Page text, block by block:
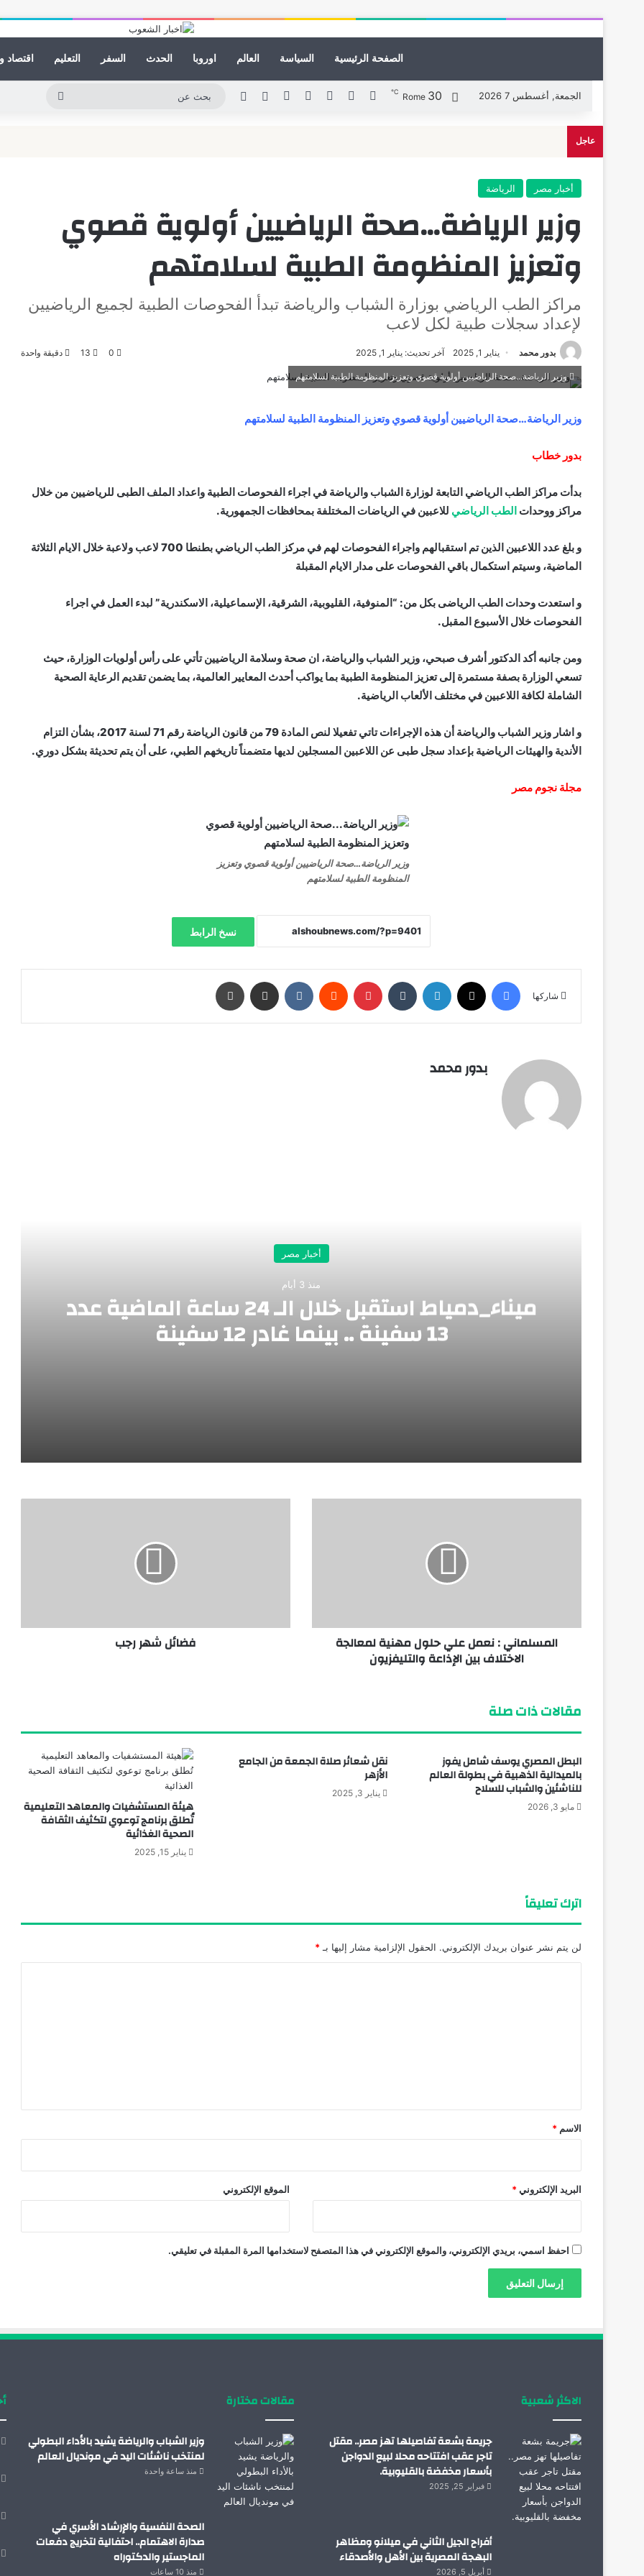
الصفحة الرئيسية السياسة العالم اوروبا الحدث السفر التعليم اقتصاد
الجمعة, أغسطس 7 2026 Rome 30
℃ فيسبوك لينكدإنيوتيوب انستقراممقال عشوائي
الوضع المظلم
عاجل
أخبار مصر الرياضة
وزير الرياضة…صحة الرياضيين أولوية قصوي
وتعزيز المنظومة الطبية لسلامتهم
مراكز الطب الرياضي بوزارة الشباب والرياضة تبدأ الفحوصات الطبية لجميع الرياضيين
لإعداد سجلات طبية لكل لاعب
بدور محمد يناير 1, 2025 آخر تحديث: يناير 1, 2025 0
13 دقيقة واحدة
وزير الرياضة...صحة الرياضيين أولوية قصوي وتعزيز المنظومة الطبية لسلامتهم
وزير الرياضة…صحة الرياضيين أولوية قصوي وتعزيز المنظومة الطبية لسلامتهم
بدور خطاب
بدأت مراكز الطب الرياضي التابعة لوزارة الشباب والرياضة في اجراء الفحوصات الطبية واعداد الملف الطبى للرياضيين من خلال
مراكز ووحدات الطب الرياضي للاعبين في الرياضات المختلفة بمحافظات الجمهورية.
و بلغ عدد اللاعبين الذين تم استقبالهم واجراء الفحوصات لهم في مركز الطب الرياضي بطنطا 700 لاعب ولاعبة خلال الايام الثلاثة
الماضية، وسيتم استكمال باقي الفحوصات على مدار الايام المقبلة
و استعدت وحدات الطب الرياضى بكل من: “المنوفية، القليوبية، الشرقية، الإسماعيلية، الاسكندرية” لبدء العمل في اجراء
الفحوصات خلال الأسبوع المقبل.
ومن جانبه أكد الدكتور أشرف صبحي، وزير الشباب والرياضة، ان صحة وسلامة الرياضيين تأتي على رأس أولويات الوزارة، حيث
تسعي الوزارة بصفة مستمرة إلى تعزيز المنظومة الطبية بما يواكب أحدث المعايير العالمية، بما يضمن تقديم الرعاية الصحية
الشاملة لكافة اللاعبين في مختلف الألعاب الرياضية.
و اشار وزير الشباب والرياضة أن هذه الإجراءات تاتي تفعيلا لنص المادة 79 من قانون الرياضة رقم 71 لسنة 2017، بشأن التزام
الأندية والهيئات الرياضية بإعداد سجل طبى عن اللاعبين المسجلين لديها متضمناً تاريخهم الطبي، على أن يتم تحديثة بشكل دوري.
مجلة نجوم مصر
وزير الرياضة…صحة الرياضيين أولوية قصوي وتعزيز
المنظومة الطبية لسلامتهم
نسخ الرابط
شاركها
بدور محمد
أخبار مصر
منذ 3 أيام
ميناء_دمياط استقبل خلال الـ 24 ساعة الماضية عدد
13 سفينة .. بينما غادر 12 سفينة
منذ 4 أيام
تعرف علي النادي الذي سيلعب له الدولي المصري محمد صلاح
المسلماني : نعمل علي حلول مهنية لمعالجة
الاختلاف بين الإذاعة والتليفزيون
فضائل شهر رجب
مقالات ذات صلة
البطل المصري يوسف شامل يفوز
بالميدالية الذهبية في بطولة العالم
للناشئين والشباب للسلاح
مايو 3, 2026
نقل شعائر صلاة الجمعة من الجامع
الأزهر
يناير 3, 2025
هيئة المستشفيات والمعاهد التعليمية
تُطلق برنامج توعوي لتكثيف الثقافة
الصحية الغذائية
يناير 15, 2025
اترك تعليقاً
لن يتم نشر عنوان بريدك الإلكتروني. الحقول الإلزامية مشار إليها بـ *
*
الاسم *
البريد الإلكتروني * الموقع الإلكتروني
احفظ اسمي، بريدي الإلكتروني، والموقع الإلكتروني في هذا المتصفح لاستخدامها المرة المقبلة في تعليقي.
الاكثر شعبية
جريمة بشعة تفاصيلها تهز مصر.. مقتل
تاجر عقب افتتاحه محلا لبيع الدواجن
بأسعار مخفضة بالقليوبية.
فبراير 25, 2025
أفراح الجيل الثاني في ميلانو ومظاهر
البهجة المصرية بين الأهل والأصدقاء
أبريل 5, 2026
مقالات مختارة
وزير الشباب والرياضة يشيد بالأداء البطولي
لمنتخب ناشئات اليد في مونديال العالم
منذ ساعة واحدة
الصحة النفسية والإرشاد الأسري في
صدارة الاهتمام.. احتفالية لتخريج دفعات
الماجستير والدكتوراه
منذ 10 ساعات